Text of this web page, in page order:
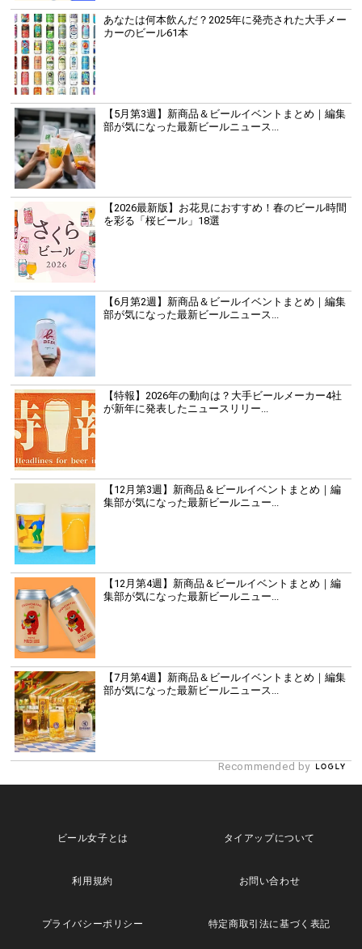
あなたは何本飲んだ？2025年に発売された大手メー
カーのビール61本
【5月第3週】新商品＆ビールイベントまとめ｜編集
部が気になった最新ビールニュース...
【2026最新版】お花見におすすめ！春のビール時間
を彩る「桜ビール」18選
【6月第2週】新商品＆ビールイベントまとめ｜編集
部が気になった最新ビールニュース...
【特報】2026年の動向は？大手ビールメーカー4社
が新年に発表したニュースリリー...
【12月第3週】新商品＆ビールイベントまとめ｜編
集部が気になった最新ビールニュー...
【12月第4週】新商品＆ビールイベントまとめ｜編
集部が気になった最新ビールニュー...
【7月第4週】新商品＆ビールイベントまとめ｜編集
部が気になった最新ビールニュース...
Recommended by
ビール女子とは タイアップについて
利用規約 お問い合わせ
プライバシーポリシー 特定商取引法に基づく表記